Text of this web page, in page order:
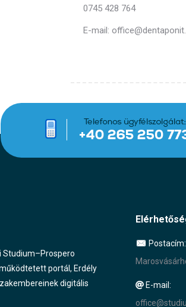
0745 428 764
E-mail:
Studium–Prospero
portál, Erdély
digitális
Postacím:
E-mail: